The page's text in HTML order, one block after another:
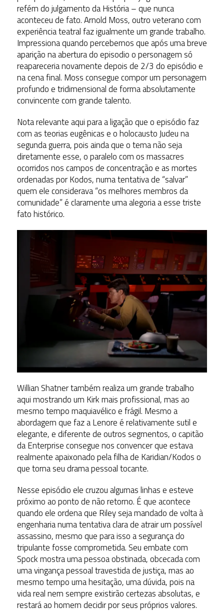
refém do julgamento da História – que nunca
aconteceu de fato. Arnold Moss, outro veterano com
experiência teatral faz igualmente um grande trabalho.
Impressiona quando percebemos que após uma breve
aparição na abertura do episodio o personagem só
reapareceria novamente depois de 2/3 do episódio e
na cena final. Moss consegue compor um personagem
profundo e tridimensional de forma absolutamente
convincente com grande talento.
Nota relevante aqui para a ligação que o episódio faz
com as teorias eugênicas e o holocausto Judeu na
segunda guerra, pois ainda que o tema não seja
diretamente esse, o paralelo com os massacres
ocorridos nos campos de concentração e as mortes
ordenadas por Kodos, numa tentativa de “salvar”
quem ele considerava “os melhores membros da
comunidade” é claramente uma alegoria a esse triste
fato histórico.
Willian Shatner também realiza um grande trabalho
aqui mostrando um Kirk mais profissional, mas ao
mesmo tempo maquiavélico e frágil. Mesmo a
abordagem que faz a Lenore é relativamente sutil e
elegante, e diferente de outros segmentos, o capitão
da Enterprise consegue nos convencer que estava
realmente apaixonado pela filha de Karidian/Kodos o
que torna seu drama pessoal tocante.
Nesse episódio ele cruzou algumas linhas e esteve
próximo ao ponto de não retorno. É que acontece
quando ele ordena que Riley seja mandado de volta à
engenharia numa tentativa clara de atrair um possível
assassino, mesmo que para isso a segurança do
tripulante fosse comprometida. Seu embate com
Spock mostra uma pessoa obstinada, obcecada com
uma vingança pessoal travestida de justiça, mas ao
mesmo tempo uma hesitação, uma dúvida, pois na
vida real nem sempre existirão certezas absolutas, e
restará ao homem decidir por seus próprios valores.